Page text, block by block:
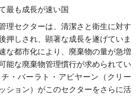
最も成長が速い国
理セクターは、清潔さと衛生に対す
押しされ、顕著な成長を遂げていま
な都市化により、廃棄物の量が急増
能な廃棄物管理慣行が求められてい
・バーラト・アビヤーン（クリー
ション）がこのセクターをさらに活